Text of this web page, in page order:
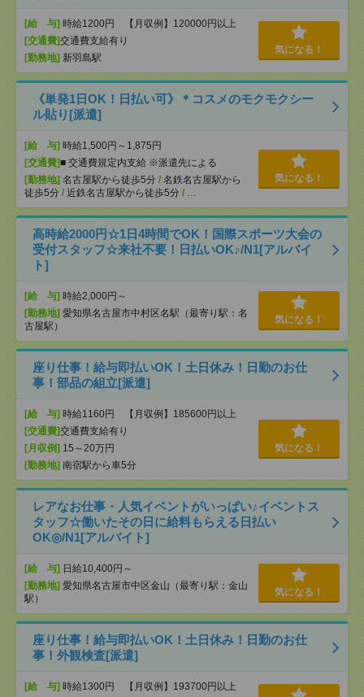
[給 与] 時給1200円 【月収例】120000円以上
[交通費]交通費支給有り
[勤務地] 新羽島駅
気になる！
《単発1日OK！日払い可》＊コスメのモクモクシー
ル貼り[派遣]
[給 与] 時給1,500円～1,875円
[交通費]■ 交通費規定内支給 ※派遣先による
[勤務地] 名古屋駅から徒歩5分 / 名鉄名古屋駅から
徒歩5分 / 近鉄名古屋駅から徒歩5分 / …
気になる！
高時給2000円☆1日4時間でOK！国際スポーツ大会の
受付スタッフ☆来社不要！日払いOK♪/N1[アルバイ
ト]
[給 与] 時給2,000円～
[勤務地] 愛知県名古屋市中村区名駅（最寄り駅：名
古屋駅）
気になる！
座り仕事！給与即払いOK！土日休み！日勤のお仕
事！部品の組立[派遣]
[給 与] 時給1160円 【月収例】185600円以上
[交通費]交通費支給有り
[月収例] 15～20万円
[勤務地] 南宿駅から車5分
気になる！
レアなお仕事・人気イベントがいっぱい♪イベントス
タッフ☆働いたその日に給料もらえる日払い
OK◎/N1[アルバイト]
[給 与] 日給10,400円～
[勤務地] 愛知県名古屋市中区金山（最寄り駅：金山
駅）
気になる！
座り仕事！給与即払いOK！土日休み！日勤のお仕
事！外観検査[派遣]
[給 与] 時給1300円 【月収例】193700円以上